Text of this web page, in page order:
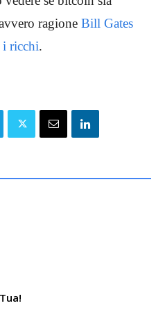
ragione Bill Gates
i ricchi.